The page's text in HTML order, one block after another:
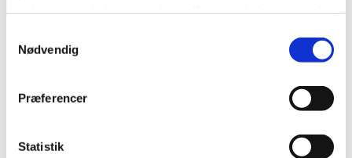
Nødvendig
Præferencer
Statistik
Cases
Webshop
Download